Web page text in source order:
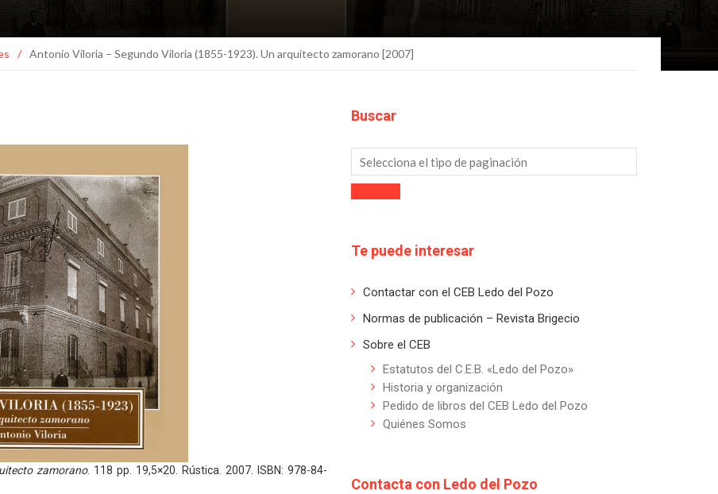
/ Antonio Viloria – Segundo Viloria (1855-1923). Un arquitecto zamorano [2007]
zamorano. 118 pp. 19,5×20. Rústica. 2007. ISBN: 978-84-
Buscar
Te puede interesar
Contactar con el CEB Ledo del Pozo
Normas de publicación – Revista Brigecio
Sobre el CEB
Estatutos del C.E.B. «Ledo del Pozo»
Historia y organización
Pedido de libros del CEB Ledo del Pozo
Quiénes Somos
Contacta con Ledo del Pozo